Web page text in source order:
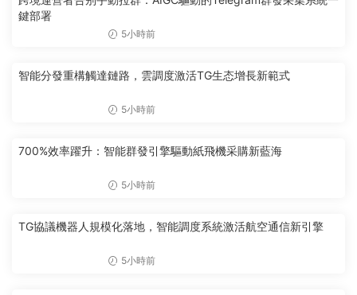
鍵部署
5小時前
智能分發重構觸達鏈路，雲調度激活TG生态增長新範式
5小時前
700%效率躍升：智能群發引擎驅動紙飛機采購新藍海
5小時前
TG協議機器人規模化落地，智能調度系統激活航空通信新引擎
5小時前